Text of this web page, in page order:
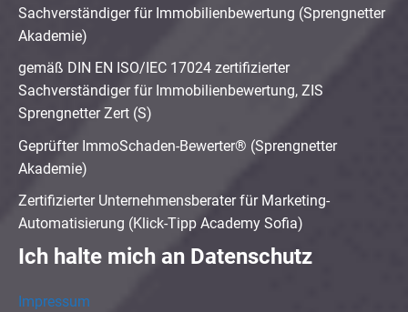
Sachverständiger für Immobilienbewertung (Sprengnetter
Akademie)
gemäß DIN EN ISO/IEC 17024 zertifizierter
Sachverständiger für Immobilienbewertung, ZIS
Sprengnetter Zert (S)
Geprüfter ImmoSchaden-Bewerter® (Sprengnetter
Akademie)
Zertifizierter Unternehmensberater für Marketing-
Automatisierung (Klick-Tipp Academy Sofia)
Ich halte mich an Datenschutz
Impressum